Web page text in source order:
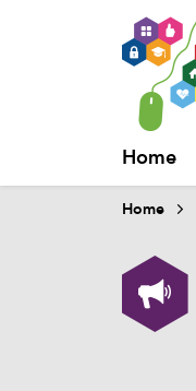
Home
Home